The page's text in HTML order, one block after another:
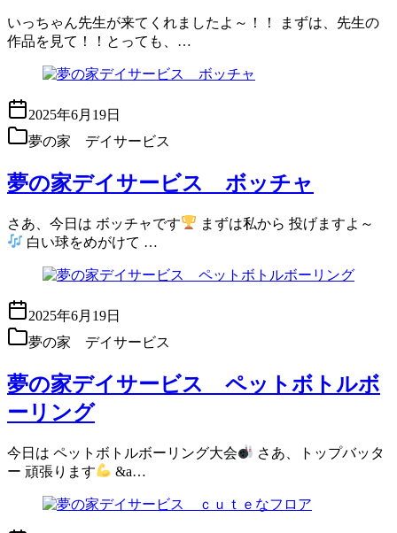
いっちゃん先生が来てくれましたよ～！！ まずは、先生の
作品を見て！！とっても、…
2025年6月19日
夢の家 デイサービス
夢の家デイサービス ボッチャ
さあ、今日は ボッチャです
まずは私から 投げますよ～
白い球をめがけて …
2025年6月19日
夢の家 デイサービス
夢の家デイサービス ペットボトルボ
ーリング
今日は ペットボトルボーリング大会
さあ、トップバッタ
ー 頑張ります
&a…